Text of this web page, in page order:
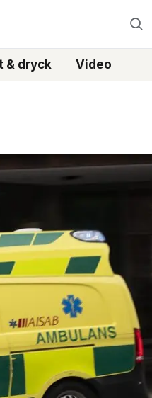
& dryck Video